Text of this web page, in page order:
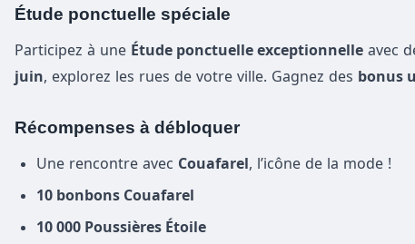
Étude ponctuelle spéciale
Participez à une Étude ponctuelle exceptionnelle avec
juin, explorez les rues de votre ville. Gagnez des bonus
Récompenses à débloquer
Une rencontre avec Couafarel, l’icône de la mode !
10 bonbons Couafarel
10 000 Poussières Étoile